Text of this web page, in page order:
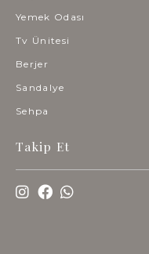
Yemek Odası
Tv Ünitesi
Berjer
Sandalye
Sehpa
Takip Et